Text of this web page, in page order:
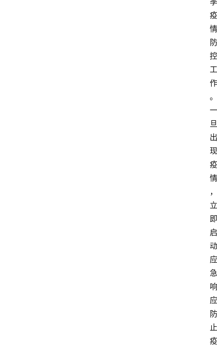
疫
情
防
控
工
作
。
一
旦
出
现
疫
情
，
立
即
启
动
应
急
响
应
防
止
疫